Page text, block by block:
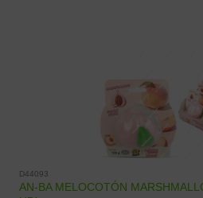
D44093
AN-BA MELOCOTÓN